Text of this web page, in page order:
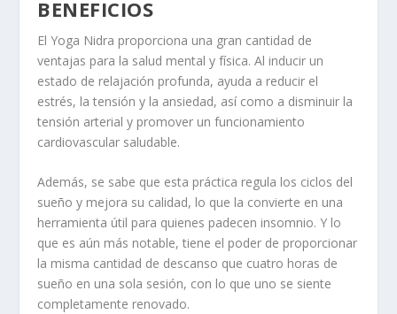
BENEFICIOS
El Yoga Nidra proporciona una gran cantidad de
ventajas para la salud mental y física. Al inducir un
estado de relajación profunda, ayuda a reducir el
estrés, la tensión y la ansiedad, así como a disminuir la
tensión arterial y promover un funcionamiento
cardiovascular saludable.
Además, se sabe que esta práctica regula los ciclos del
sueño y mejora su calidad, lo que la convierte en una
herramienta útil para quienes padecen insomnio. Y lo
que es aún más notable, tiene el poder de proporcionar
la misma cantidad de descanso que cuatro horas de
sueño en una sola sesión, con lo que uno se siente
completamente renovado.